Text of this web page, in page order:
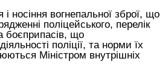
і носіння вогнепальної зброї, що
поліцейського, перелік
боєприпасів, що
поліції, та норми їх
Міністром внутрішніх